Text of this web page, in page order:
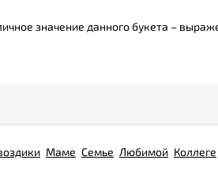
значение данного букета –
Маме Семье Любимой Коллеге